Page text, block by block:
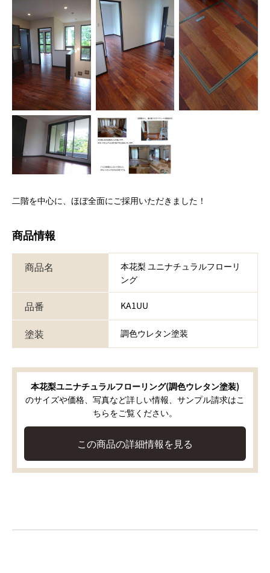
二階を中心に、ほぼ全面にご採用いただきました！
商品情報
商品名
本花梨 ユニナチュラルフローリ
ング
品番 KA1UU
塗装 調色ウレタン塗装
本花梨ユニナチュラルフローリング(調色ウレタン塗装)
のサイズや価格、写真など詳しい情報、サンプル請求はこ
ちらをご覧ください。
この商品の詳細情報を見る